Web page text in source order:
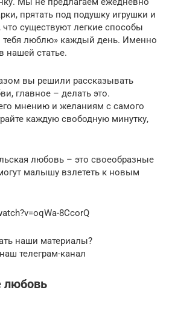
прятать под подушку игрушки и
существуют легкие способы
тебя люблю» каждый день. Именно
нашей статье.
вы решили рассказывать
главное – делать это.
мнению и желаниям с самого
каждую свободную минутку,
любовь – это своеобразные
малышу взлететь к новым
8CcorQ
наши материалы?
телеграм-канал
любовь